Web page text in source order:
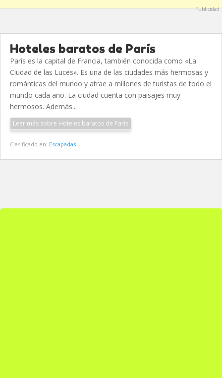
Publicidad
Hoteles baratos de París
París es la capital de Francia, también conocida como «La
Ciudad de las Luces». Es una de las ciudades más hermosas y
románticas del mundo y atrae a millones de turistas de todo el
mundo cada año. La ciudad cuenta con paisajes muy
hermosos. Además...
Leer más sobre Hoteles baratos de París
Clasificado en: Escapadas